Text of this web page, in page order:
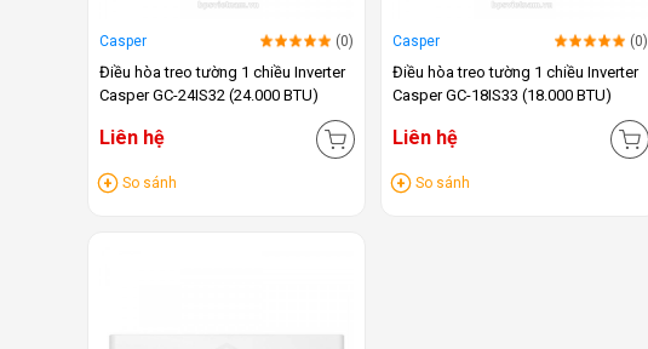
Casper (0)
Điều hòa treo tường 1 chiều Inverter
Casper GC-24IS32 (24.000 BTU)
Liên hệ
So sánh
Casper (0)
Điều hòa treo tường 1 chiều Inverter
Casper GC-18IS33 (18.000 BTU)
Liên hệ
So sánh